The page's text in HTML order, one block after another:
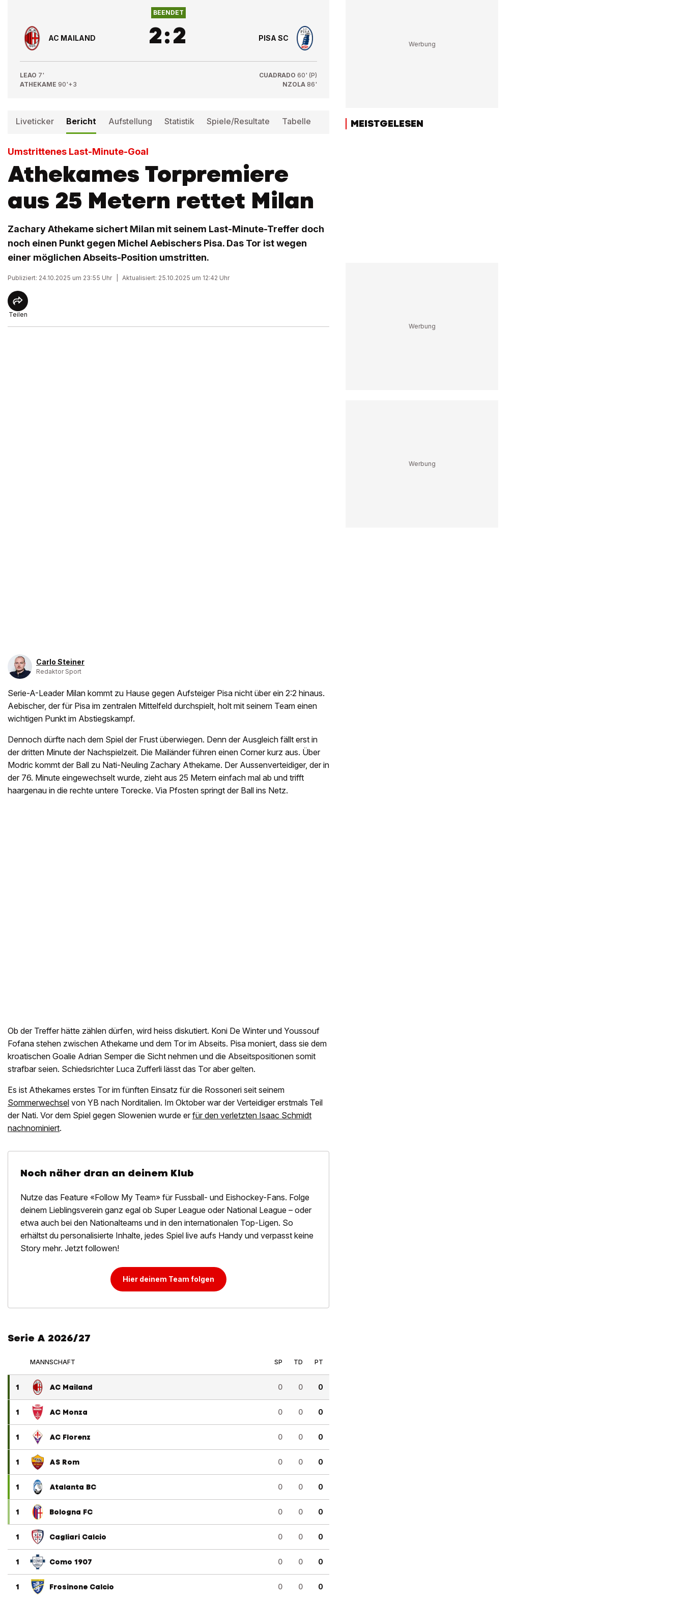
AC MAILAND
BEENDET
2:2 PISA SC
LEAO 7'
ATHEKAME 90'+3
CUADRADO 60' (P)
NZOLA 86'
Liveticker Bericht Aufstellung Statistik Spiele/Resultate Tabelle
Umstrittenes Last-Minute-Goal
Athekames Torpremiere
aus 25 Metern rettet Milan
Zachary Athekame sichert Milan mit seinem Last-Minute-Treffer doch
noch einen Punkt gegen Michel Aebischers Pisa. Das Tor ist wegen
einer möglichen Abseits-Position umstritten.
Publiziert: 24.10.2025 um 23:55 Uhr Aktualisiert: 25.10.2025 um 12:42 Uhr
Teilen
Carlo Steiner
Redaktor Sport
Serie-A-Leader Milan kommt zu Hause gegen Aufsteiger Pisa nicht über ein 2:2 hinaus.
Aebischer, der für Pisa im zentralen Mittelfeld durchspielt, holt mit seinem Team einen
wichtigen Punkt im Abstiegskampf.
Dennoch dürfte nach dem Spiel der Frust überwiegen. Denn der Ausgleich fällt erst in
der dritten Minute der Nachspielzeit. Die Mailänder führen einen Corner kurz aus. Über
Modric kommt der Ball zu Nati-Neuling Zachary Athekame. Der Aussenverteidiger, der in
der 76. Minute eingewechselt wurde, zieht aus 25 Metern einfach mal ab und trifft
haargenau in die rechte untere Torecke. Via Pfosten springt der Ball ins Netz.
Ob der Treffer hätte zählen dürfen, wird heiss diskutiert. Koni De Winter und Youssouf
Fofana stehen zwischen Athekame und dem Tor im Abseits. Pisa moniert, dass sie dem
kroatischen Goalie Adrian Semper die Sicht nehmen und die Abseitspositionen somit
strafbar seien. Schiedsrichter Luca Zufferli lässt das Tor aber gelten.
Es ist Athekames erstes Tor im fünften Einsatz für die Rossoneri seit seinem
Sommerwechsel von YB nach Norditalien. Im Oktober war der Verteidiger erstmals Teil
der Nati. Vor dem Spiel gegen Slowenien wurde er für den verletzten Isaac Schmidt
nachnominiert.
Noch näher dran an deinem Klub
Nutze das Feature «Follow My Team» für Fussball- und Eishockey-Fans. Folge
deinem Lieblingsverein ganz egal ob Super League oder National League – oder
etwa auch bei den Nationalteams und in den internationalen Top-Ligen. So
erhältst du personalisierte Inhalte, jedes Spiel live aufs Handy und verpasst keine
Story mehr. Jetzt followen!
Hier deinem Team folgen
Serie A 2026/27
MANNSCHAFT SP TD PT
1 AC Mailand 0 0 0
1 AC Monza 0 0 0
1 AC Florenz 0 0 0
1 AS Rom 0 0 0
1 Atalanta BC 0 0 0
1 Bologna FC 0 0 0
1 Cagliari Calcio 0 0 0
1 Como 1907 0 0 0
1 Frosinone Calcio 0 0 0
MEISTGELESEN